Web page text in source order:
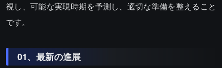
視し、可能な実現時期を予測し、適切な準備を整えること
です。
01、最新の進展